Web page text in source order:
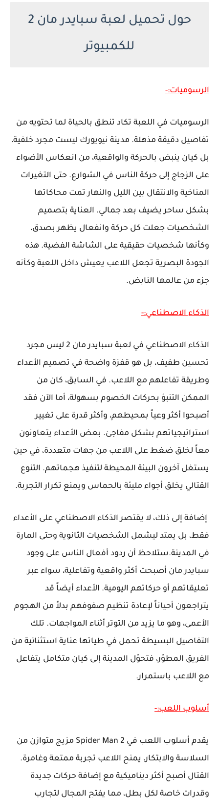
حول تحميل لعبة سبايدر مان 2
للكمبيوتر
الرسوميات:-
الرسوميات في اللعبة تكاد تنطق بالحياة لما تحتويه من
تفاصيل دقيقة مذهلة. مدينة نيويورك ليست مجرد خلفية،
بل كيان ينبض بالحركة والواقعية، من انعكاس الأضواء
على الزجاج إلى حركة الناس في الشوارع. حتى التغيرات
المناخية والانتقال بين الليل والنهار تمت محاكاتها
بشكل ساحر يضيف بعد جمالي. العناية بتصميم
الشخصيات جعلت كل حركة وانفعال يظهر بصدق،
وكأنها شخصيات حقيقية على الشاشة الفضية. هذه
الجودة البصرية تجعل اللاعب يعيش داخل اللعبة وكأنه
جزء من عالمها النابض.
الذكاء الاصطناعي:-
الذكاء الاصطناعي في لعبة سبايدر مان 2 ليس مجرد
تحسين طفيف، بل هو قفزة واضحة في تصميم الأعداء
وطريقة تفاعلهم مع اللاعب. في السابق، كان من
الممكن التنبؤ بحركات الخصوم بسهولة، أما الآن فقد
أصبحوا أكثر وعياً بمحيطهم، وأكثر قدرة على تغيير
استراتيجياتهم بشكل مفاجئ. بعض الأعداء يتعاونون
معاً لخلق ضغط على اللاعب من جهات متعددة، في حين
يستغل آخرون البيئة المحيطة لتنفيذ هجماتهم. التنوع
القتالي يخلق أجواء مليئة بالحماس ويمنع تكرار التجربة.
إضافة إلى ذلك، لا يقتصر الذكاء الاصطناعي على الأعداء
فقط، بل يمتد ليشمل الشخصيات الثانوية وحتى المارة
في المدينة.ستلاحظ أن ردود أفعال الناس على وجود
سبايدر مان أصبحت أكثر واقعية وتفاعلية، سواء عبر
تعليقاتهم أو حركاتهم اليومية. الأعداء أيضاً قد
يتراجعون أحياناً لإعادة تنظيم صفوفهم بدلاً من الهجوم
الأعمى، وهو ما يزيد من التوتر أثناء المواجهات. تلك
التفاصيل البسيطة تحمل في طياتها عناية استثنائية من
الفريق المطوّر، فتحوّل المدينة إلى كيان متكامل يتفاعل
مع اللاعب باستمرار.
أسلوب اللعب:-
يقدم أسلوب اللعب في Spider Man 2 مزيج متوازن من
السلاسة والابتكار، يمنح اللاعب تجربة ممتعة وغامرة.
القتال أصبح أكثر ديناميكية مع إضافة حركات جديدة
وقدرات خاصة لكل بطل، مما يفتح المجال لتجارب